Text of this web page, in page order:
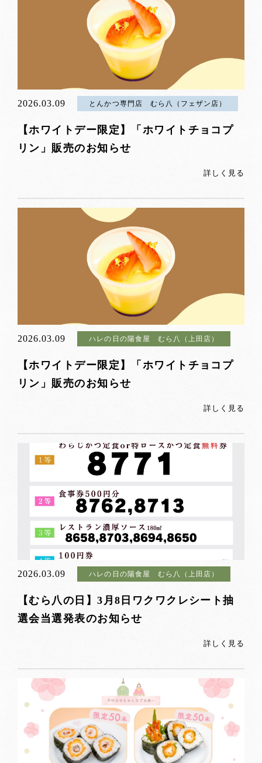
2026.03.09 とんかつ専門店 むら八（フェザン店）
【ホワイトデー限定】「ホワイトチョコプ
リン」販売のお知らせ
詳しく見る
2026.03.09 ハレの日の陽食屋 むら八（上田店）
【ホワイトデー限定】「ホワイトチョコプ
リン」販売のお知らせ
詳しく見る
2026.03.09 ハレの日の陽食屋 むら八（上田店）
【むら八の日】3月8日ワクワクレシート抽
選会当選発表のお知らせ
詳しく見る